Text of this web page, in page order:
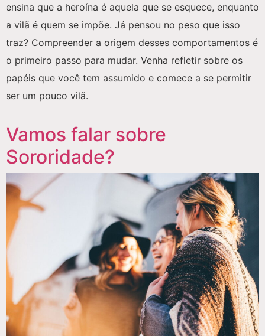
ensina que a heroína é aquela que se esquece, enquanto
a vilã é quem se impõe. Já pensou no peso que isso
traz? Compreender a origem desses comportamentos é
o primeiro passo para mudar. Venha refletir sobre os
papéis que você tem assumido e comece a se permitir
ser um pouco vilã.
Vamos falar sobre
Sororidade?